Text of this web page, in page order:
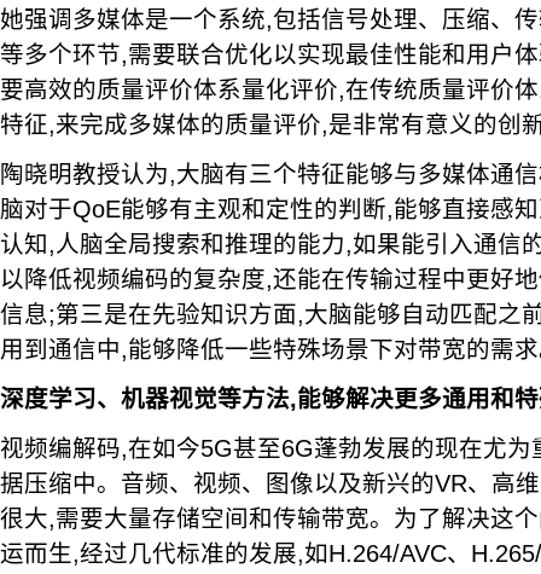
她强调多媒体是一个系统,包括信号处理、压缩、
等多个环节,需要联合优化以实现最佳性能和用户
要高效的质量评价体系量化评价,在传统质量评价
特征,来完成多媒体的质量评价,是非常有意义的创
陶晓明教授认为,大脑有三个特征能够与多媒体通
脑对于QoE能够有主观和定性的判断,能够直接感
认知,人脑全局搜索和推理的能力,如果能引入通信
以降低视频编码的复杂度,还能在传输过程中更好
信息;第三是在先验知识方面,大脑能够自动匹配之
用到通信中,能够降低一些特殊场景下对带宽的需
深度学习、机器视觉等方法,能够解决更多通用和
视频编解码,在如今5G甚至6G蓬勃发展的现在尤
据压缩中。音频、视频、图像以及新兴的VR、高
很大,需要大量存储空间和传输带宽。为了解决这
运而生,经过几代标准的发展,如H.264/AVC、